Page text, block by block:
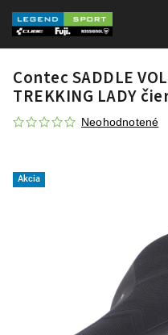
Contec SADDLE
TREKKING LADY
Neohodnotené
Akcia